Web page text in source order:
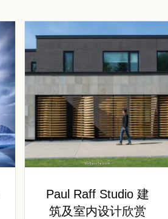
Paul Raff Studio 建
筑及室内设计欣赏